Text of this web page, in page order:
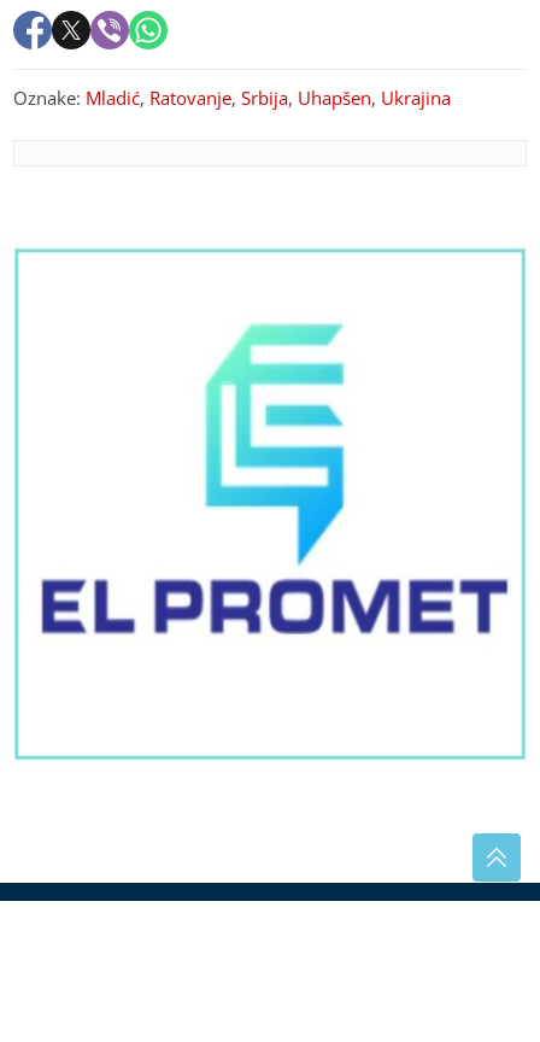
Oznake: Mladić, Ratovanje,Srbija, Uhapšen, Ukrajina
Karleuša nastupa na "Danima šljive", za budžet može
da se kupi skoro 200 tona šljive
Obratite pažnju na ponašanje
partnera: Šest znakova koji mogu
ukazivati na prevaru